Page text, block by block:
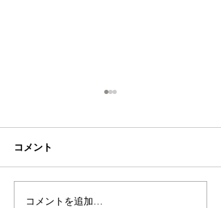
コメント
コメントを追加…